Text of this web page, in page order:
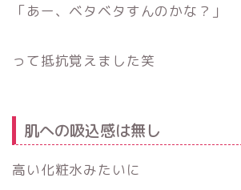
「あー、ベタベタすんのかな？」
って抵抗覚えました笑
肌への吸込感は無し
高い化粧水みたいに